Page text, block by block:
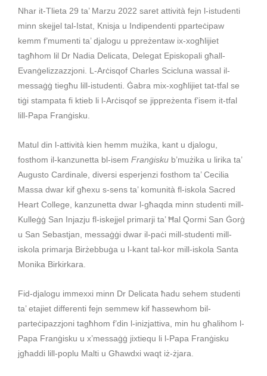
Nhar it-Tlieta 29 ta’ Marzu 2022 saret attività fejn l-istudenti
minn skejjel tal-Istat, Knisja u Indipendenti pparteċipaw
kemm f’mumenti ta’ djalogu u ppreżentaw ix-xogħlijiet
tagħhom lil Dr Nadia Delicata, Delegat Episkopali għall-
Evanġelizzazzjoni. L-Arċisqof Charles Scicluna wassal il-
messaġġ tiegħu lill-istudenti. Ġabra mix-xogħlijiet tat-tfal se
tiġi stampata fi ktieb li l-Arċisqof se jippreżenta f’isem it-tfal
lill-Papa Franġisku.
Matul din l-attività kien hemm mużika, kant u djalogu,
fosthom il-kanzunetta bl-isem Franġisku b’mużika u lirika ta’
Augusto Cardinale, diversi esperjenzi fosthom ta’ Cecilia
Massa dwar kif għexu s-sens ta’ komunità fl-iskola Sacred
Heart College, kanzunetta dwar l-għaqda minn studenti mill-
Kulleġġ San Injazju fl-iskejjel primarji ta’ Ħal Qormi San Ġorġ
u San Sebastjan, messaġġi dwar il-paċi mill-studenti mill-
iskola primarja Birżebbuġa u l-kant tal-kor mill-iskola Santa
Monika Birkirkara.
Fid-djalogu immexxi minn Dr Delicata ħadu sehem studenti
ta’ etajiet differenti fejn semmew kif ħassewhom bil-
parteċipazzjoni tagħhom f’din l-inizjattiva, min hu għalihom l-
Papa Franġisku u x’messaġġ jixtiequ li l-Papa Franġisku
jgħaddi lill-poplu Malti u Għawdxi waqt iż-żjara.